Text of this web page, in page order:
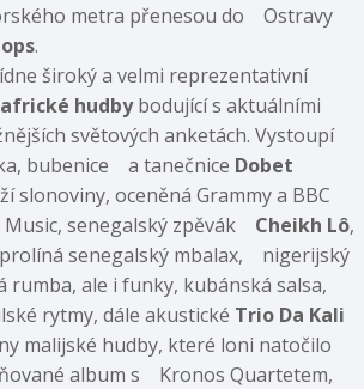
metra přenesou do Ostravy
.
široký a velmi reprezentativní
hudbybodující s aktuálními
světových anketách. Vystoupí
bubenice a tanečnice Dobet
slonoviny, oceněná Grammy a BBC
senegalský zpěvák Cheikh Lô,
senegalský mbalax, nigerijský
rumba, ale i funky, kubánská salsa,
rytmy, dále akustické Trio Da Kali
malijské hudby, které loni natočilo
album s Kronos Quartetem,